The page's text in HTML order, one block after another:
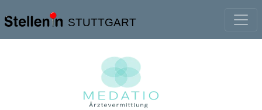
STUTTGART